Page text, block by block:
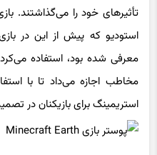
معرفی شده بود، استفاده
مخاطب اجازه می‌داد تا با
استریمینگ برای بازیکنان در